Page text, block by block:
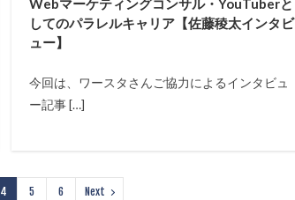
Webマーケティングコンサル・YouTuberと
してのパラレルキャリア【佐藤稜太インタビ
ュー】
今回は、ワースタさんご協力によるインタビュ
ー記事 […]
4 5 6 Next